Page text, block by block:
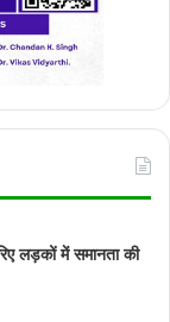
लड़कों में समानता की